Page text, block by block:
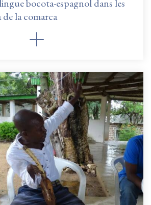
bocota-espagnol dans les
la comarca